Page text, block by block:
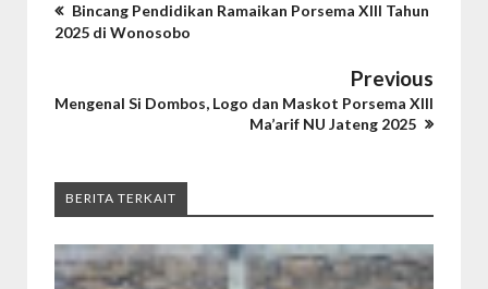
Bincang Pendidikan Ramaikan Porsema XIII Tahun
2025 di Wonosobo
Previous
Mengenal Si Dombos, Logo dan Maskot Porsema XIII
Ma’arif NU Jateng 2025
BERITA TERKAIT